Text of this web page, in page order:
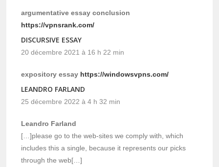
argumentative essay conclusion
https://vpnsrank.com/
DISCURSIVE ESSAY
20 décembre 2021 à 16 h 22 min
expository essay https://windowsvpns.com/
LEANDRO FARLAND
25 décembre 2022 à 4 h 32 min
Leandro Farland
[…]please go to the web-sites we comply with, which
includes this a single, because it represents our picks
through the web[…]